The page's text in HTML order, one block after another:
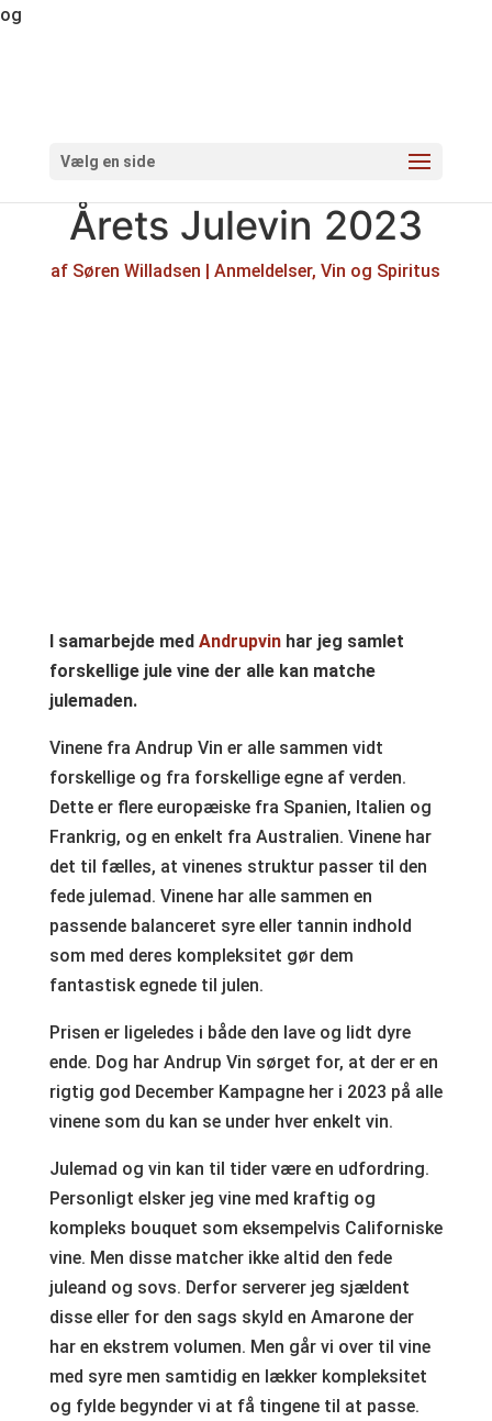
og
Vælg en side
Årets Julevin 2023
af Søren Willadsen |Anmeldelser,Vin og Spiritus
I samarbejde med Andrupvinhar jeg samlet
forskellige jule vine der alle kan matche
julemaden.
Vinene fra Andrup Vin er alle sammen vidt
forskellige og fra forskellige egne af verden.
Dette er flere europæiske fra Spanien, Italien og
Frankrig, og en enkelt fra Australien. Vinene har
det til fælles, at vinenes struktur passer til den
fede julemad. Vinene har alle sammen en
passende balanceret syre eller tannin indhold
som med deres kompleksitet gør dem
fantastisk egnede til julen.
Prisen er ligeledes i både den lave og lidt dyre
ende. Dog har Andrup Vin sørget for, at der er en
rigtig god December Kampagne her i 2023 på alle
vinene som du kan se under hver enkelt vin.
Julemad og vin kan til tider være en udfordring.
Personligt elsker jeg vine med kraftig og
kompleks bouquet som eksempelvis Californiske
vine. Men disse matcher ikke altid den fede
juleand og sovs. Derfor serverer jeg sjældent
disse eller for den sags skyld en Amarone der
har en ekstrem volumen. Men går vi over til vine
med syre men samtidig en lækker kompleksitet
og fylde begynder vi at få tingene til at passe.